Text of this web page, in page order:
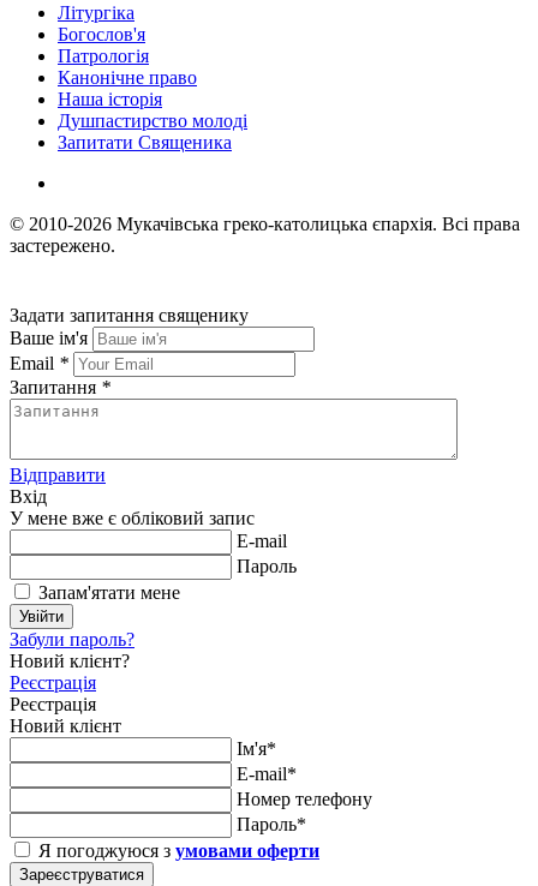
Літургіка
Богослов'я
Патрологія
Канонічне право
Наша історія
Душпастирство молоді
Запитати Священика
© 2010-2026 Мукачівська греко-католицька єпархія. Всі права
застережено.
Задати запитання священику
Ваше ім'я
Email *
Запитання *
Відправити
Вхід
У мене вже є обліковий запис
E-mail
Пароль
Запам'ятати мене
Увійти
Забули пароль?
Новий клієнт?
Реєстрація
Реєстрація
Новий клієнт
Ім'я*
E-mail*
Номер телефону
Пароль*
Я погоджуюся з умовами оферти
Зареєструватися